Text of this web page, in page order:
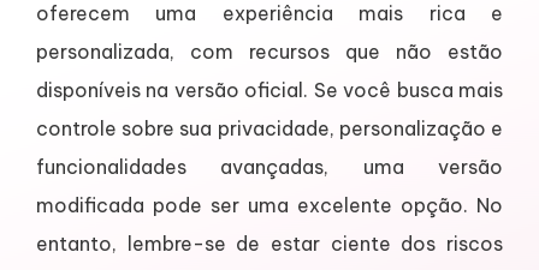
oferecem uma experiência mais rica e
personalizada, com recursos que não estão
disponíveis na versão oficial. Se você busca mais
controle sobre sua privacidade, personalização e
funcionalidades avançadas, uma versão
modificada pode ser uma excelente opção. No
entanto, lembre-se de estar ciente dos riscos